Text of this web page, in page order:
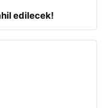
edilecek!